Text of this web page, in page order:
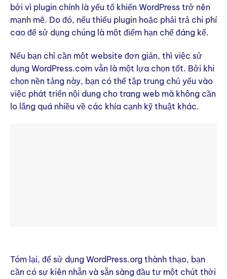
bởi vì plugin chính là yếu tố khiến WordPress trở nên
mạnh mẽ. Do đó, nếu thiếu plugin hoặc phải trả chi phí
cao để sử dụng chúng là một điểm hạn chế đáng kể.
Nếu bạn chỉ cần một website đơn giản, thì việc sử
dụng WordPress.com vẫn là một lựa chọn tốt. Bởi khi
chọn nền tảng này, bạn có thể tập trung chủ yếu vào
việc phát triển nội dung cho trang web mà không cần
lo lắng quá nhiều về các khía cạnh kỹ thuật khác.
Tóm lại, để sử dụng WordPress.org thành thạo, bạn
cần có sự kiên nhẫn và sẵn sàng đầu tư một chút thời